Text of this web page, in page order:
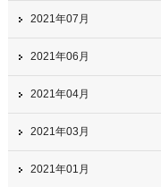
2021年07月
2021年06月
2021年04月
2021年03月
2021年01月